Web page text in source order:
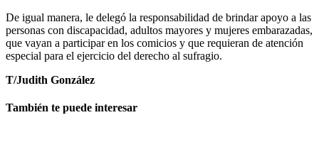
De igual manera, le delegó la responsabilidad de brindar apoyo a las
personas con discapacidad, adultos mayores y mujeres embarazadas,
que vayan a participar en los comicios y que requieran de atención
especial para el ejercicio del derecho al sufragio.
T/Judith González
También te puede interesar